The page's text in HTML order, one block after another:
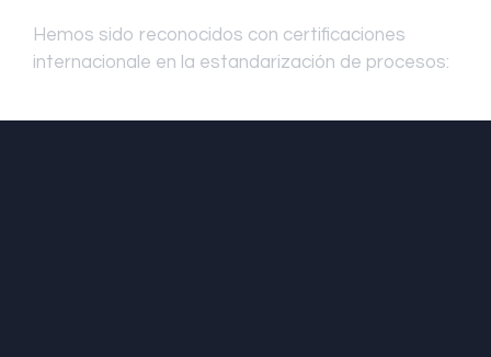
Hemos sido reconocidos con certificaciones
internacionale en la estandarización de procesos: